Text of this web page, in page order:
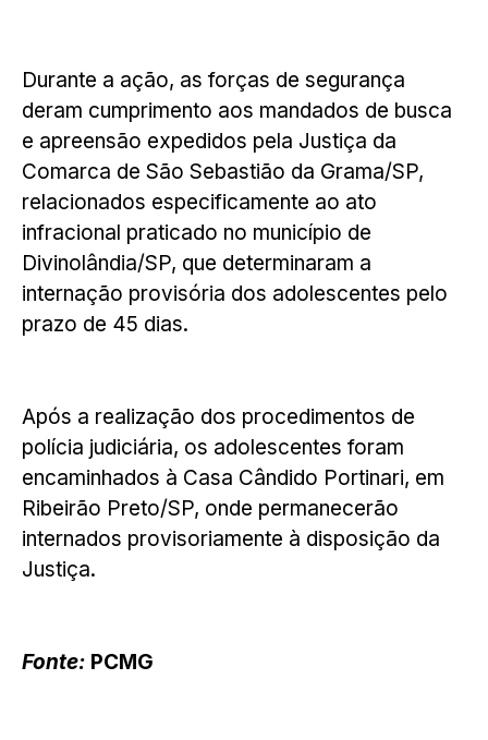
Durante a ação, as forças de segurança
deram cumprimento aos mandados de busca
e apreensão expedidos pela Justiça da
Comarca de São Sebastião da Grama/SP,
relacionados especificamente ao ato
infracional praticado no município de
Divinolândia/SP, que determinaram a
internação provisória dos adolescentes pelo
prazo de 45 dias.
Após a realização dos procedimentos de
polícia judiciária, os adolescentes foram
encaminhados à Casa Cândido Portinari, em
Ribeirão Preto/SP, onde permanecerão
internados provisoriamente à disposição da
Justiça.
Fonte: PCMG